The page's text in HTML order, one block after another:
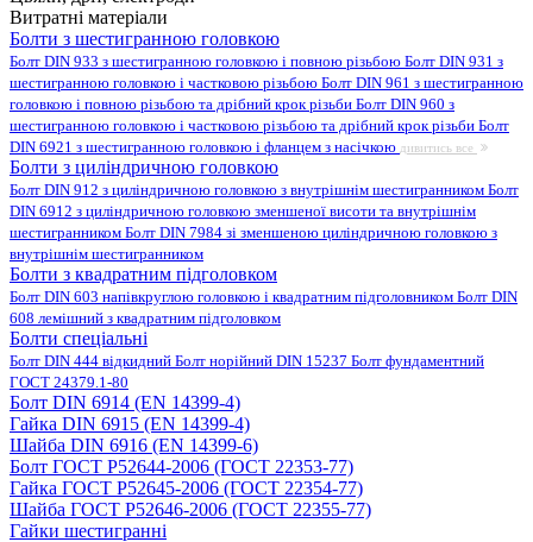
Витратні матеріали
Болти з шестигранною головкою
Болт DIN 933 з шестигранною головкою і повною різьбою Болт DIN 931 з
шестигранною головкою і частковою різьбою Болт DIN 961 з шестигранною
головкою і повною різьбою та дрібний крок різьби Болт DIN 960 з
шестигранною головкою і частковою різьбою та дрібний крок різьби Болт
DIN 6921 з шестигранною головкою і фланцем з насічкою дивитись все
Болти з циліндричною головкою
Болт DIN 912 з циліндричною головкою з внутрішнім шестигранником Болт
DIN 6912 з циліндричною головкою зменшеної висоти та внутрішнім
шестигранником Болт DIN 7984 зі зменшеною циліндричною головкою з
внутрішнім шестигранником
Болти з квадратним підголовком
Болт DIN 603 напівкруглою головкою і квадратним підголовником Болт DIN
608 лемішний з квадратним підголовком
Болти спеціальні
Болт DIN 444 відкидний Болт норійний DIN 15237 Болт фундаментний
ГОСТ 24379.1-80
Болт DIN 6914 (EN 14399-4)
Гайка DIN 6915 (EN 14399-4)
Шайба DIN 6916 (EN 14399-6)
Болт ГОСТ Р52644-2006 (ГОСТ 22353-77)
Гайка ГОСТ Р52645-2006 (ГОСТ 22354-77)
Шайба ГОСТ Р52646-2006 (ГОСТ 22355-77)
Гайки шестигранні